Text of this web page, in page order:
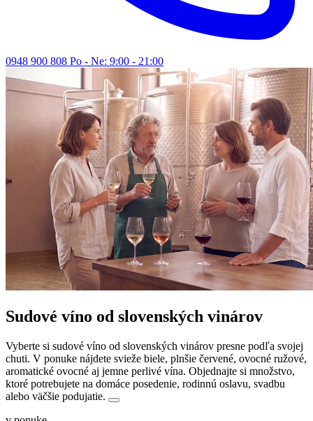
0948 900 808 Po - Ne: 9:00 - 21:00
Sudové víno od slovenských vinárov
Vyberte si sudové víno od slovenských vinárov presne podľa svojej
chuti. V ponuke nájdete svieže biele, plnšie červené, ovocné ružové,
aromatické ovocné aj jemne perlivé vína. Objednajte si množstvo,
ktoré potrebujete na domáce posedenie, rodinnú oslavu, svadbu
alebo väčšie podujatie.